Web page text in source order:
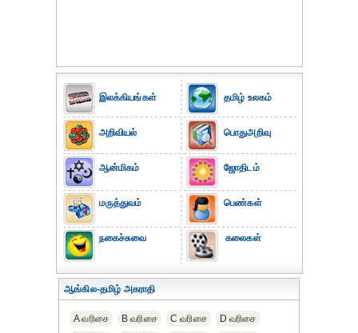
இலக்கியங்கள்
அறிவியல்
ஆன்மிகம்
மருத்துவம்
நகைச்சுவை
தமிழ் உலகம்
பொதுஅறிவு
ஜோதிடம்
பெண்கள்
கலைகள்
ஆங்கில-தமிழ் அகராதி
A வரிசை B வரிசை C வரிசை
D வரிசை